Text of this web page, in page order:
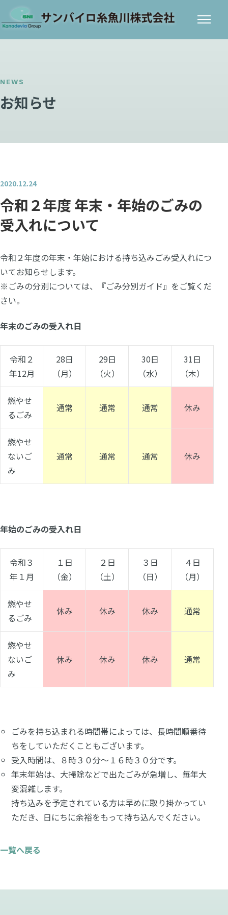
NEWS
お知らせ
2020.12.24
令和２年度 年末・年始のごみの
受入れについて
令和２年度の年末・年始における持ち込みごみ受入れにつ
いてお知らせします。
※ごみの分別については、『ごみ分別ガイド』をご覧くだ
さい。
年末のごみの受入れ日
令和２
年12月
28日
（月）
29日
（火）
30日
（水）
31日
（木）
燃やせ
るごみ
通常 通常 通常 休み
燃やせ
ないご
み
通常 通常 通常 休み
年始のごみの受入れ日
令和３
年１月
１日
（金）
２日
（土）
３日
（日）
４日
（月）
燃やせ
るごみ
休み 休み 休み 通常
燃やせ
ないご
み
休み 休み 休み 通常
ごみを持ち込まれる時間帯によっては、長時間順番待
ちをしていただくこともございます。
受入時間は、８時３０分～１６時３０分です。
年末年始は、大掃除などで出たごみが急増し、毎年大
変混雑します。
持ち込みを予定されている方は早めに取り掛かってい
ただき、日にちに余裕をもって持ち込んでください。
一覧へ戻る